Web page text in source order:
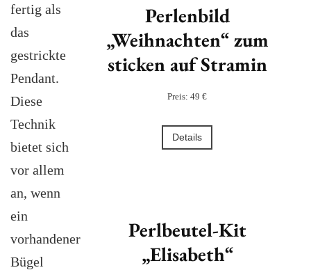
fertig als
das
gestrickte
Pendant.
Diese
Technik
bietet sich
vor allem
an, wenn
ein
vorhandener
Bügel
Perlenbild
„Weihnachten“ zum
sticken auf Stramin
Preis: 49 €
Details
Perlbeutel-Kit
„Elisabeth“